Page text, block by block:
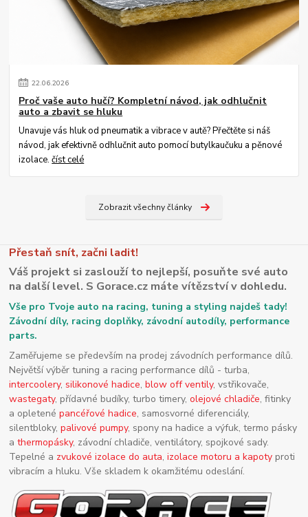
22.06.2026
Proč vaše auto hučí? Kompletní návod, jak odhlučnit
auto a zbavit se hluku
Unavuje vás hluk od pneumatik a vibrace v autě? Přečtěte si náš
návod, jak efektivně odhlučnit auto pomocí butylkaučuku a pěnové
izolace.číst celé
Zobrazit všechny články
Přestaň snít, začni ladit!
Váš projekt si zaslouží to nejlepší, posuňte své auto
na další level. S Gorace.cz máte vítězství v dohledu.
Vše pro Tvoje auto na racing, tuning a styling najdeš tady!
Závodní díly, racing doplňky, závodní autodíly, performance
parts.
Zaměřujeme se především na prodej závodních performance dílů.
Největší výběr tuning a racing performance dílů - turba,
intercoolery,silikonové hadice,blow off ventily, vstřikovače,
wastegaty, přídavné budíky, turbo timery,olejové chladiče, fitinky
a opletenépancéřové hadice, samosvorné diferenciály,
silentbloky,palivové pumpy, spony na hadice a výfuk, termo pásky
athermopásky, závodní chladiče, ventilátory, spojkové sady.
Tepelné a zvukové izolace do auta,izolace motoru a kapoty proti
vibracím a hluku. Vše skladem k okamžitému odeslání.